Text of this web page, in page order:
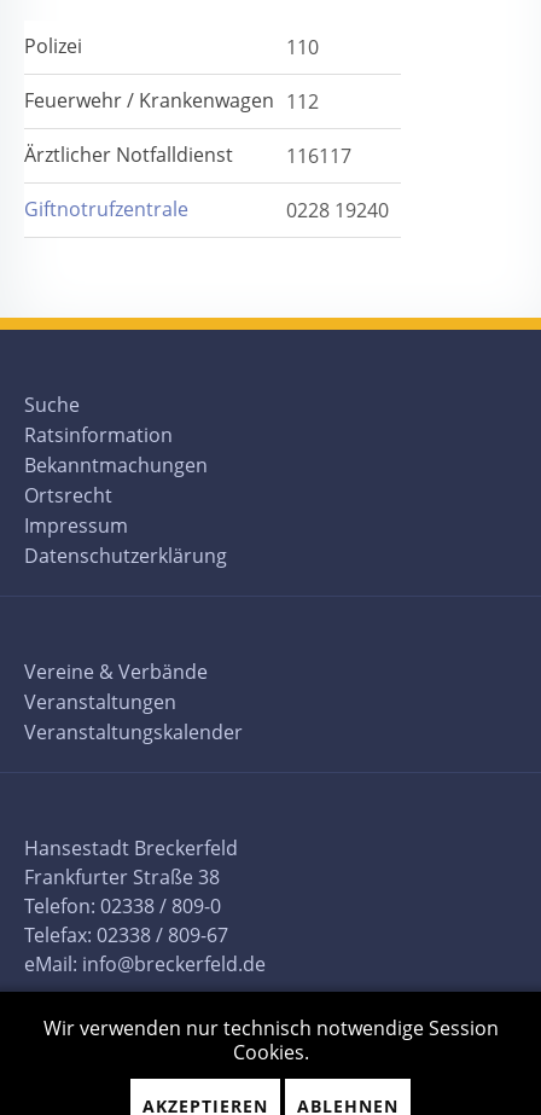
Polizei
110
Feuerwehr / Krankenwagen 112
Ärztlicher Notfalldienst
116117
Giftnotrufzentrale
0228 19240
Suche
Ratsinformation
Bekanntmachungen
Ortsrecht
Impressum
Datenschutzerklärung
Vereine & Verbände
Veranstaltungen
Veranstaltungskalender
Hansestadt Breckerfeld
Frankfurter Straße 38
Telefon: 02338 / 809-0
Telefax: 02338 / 809-67
eMail: info@breckerfeld.de
Wir verwenden nur technisch notwendige Session
Cookies.
AKZEPTIEREN ABLEHNEN